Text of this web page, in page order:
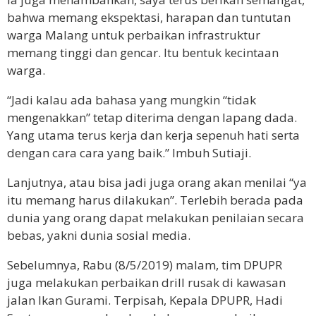
bahwa memang ekspektasi, harapan dan tuntutan
warga Malang untuk perbaikan infrastruktur
memang tinggi dan gencar. Itu bentuk kecintaan
warga.
“Jadi kalau ada bahasa yang mungkin “tidak
mengenakkan” tetap diterima dengan lapang dada.
Yang utama terus kerja dan kerja sepenuh hati serta
dengan cara cara yang baik.” Imbuh Sutiaji.
Lanjutnya, atau bisa jadi juga orang akan menilai “ya
itu memang harus dilakukan”. Terlebih berada pada
dunia yang orang dapat melakukan penilaian secara
bebas, yakni dunia sosial media.
Sebelumnya, Rabu (8/5/2019) malam, tim DPUPR
juga melakukan perbaikan drill rusak di kawasan
jalan Ikan Gurami. Terpisah, Kepala DPUPR, Hadi